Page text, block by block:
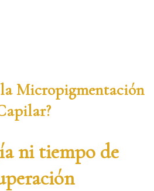
la Micropigmentación
ni tiempo de